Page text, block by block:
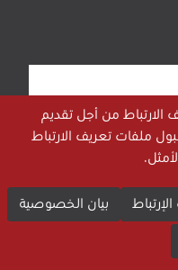
من أجل تقديم
ملفات تعريف الارتباط
بيان الخصوصية